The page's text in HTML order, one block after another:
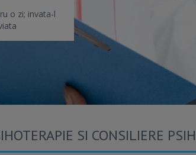
o zi; invata-l
SI CONSILIERE